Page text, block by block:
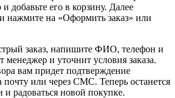
добавьте его в корзину. Далее
нажмите на «Оформить заказ» или
заказ, напишите ФИО, телефон и
менеджер и уточнит условия заказа.
вам придет подтверждение
почту или через СМС. Теперь останется
и радоваться новой покупке.